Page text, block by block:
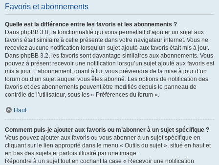
Favoris et abonnements
Quelle est la différence entre les favoris et les abonnements ?
Dans phpBB 3.0, la fonctionnalité qui vous permettait d’ajouter un sujet aux
favoris était similaire à celle présente dans votre navigateur internet. Vous ne
receviez aucune notification lorsqu’un sujet ajouté aux favoris était mis à jour.
Dans phpBB 3.2, les favoris sont davantage similaires aux abonnements. Vous
pouvez à présent recevoir une notification lorsqu’un sujet ajouté aux favoris est
mis à jour. L’abonnement, quant à lui, vous préviendra de la mise à jour d’un
forum ou d’un sujet auquel vous êtes abonné. Les options de notification des
favoris et des abonnements peuvent être modifiés depuis le panneau de
contrôle de l’utilisateur, sous les « Préférences du forum ».
Haut
Comment puis-je ajouter aux favoris ou m’abonner à un sujet spécifique ?
Vous pouvez ajouter aux favoris ou vous abonner à un sujet spécifique en
cliquant sur le lien approprié dans le menu « Outils du sujet », situé en haut et
en bas des sujets et parfois illustré par une image.
Répondre à un sujet tout en cochant la case « Recevoir une notification